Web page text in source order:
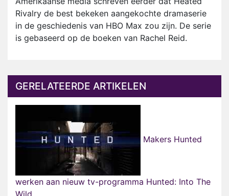
Rivalry de best bekeken aangekochte dramaserie
in de geschiedenis van HBO Max zou zijn. De serie
is gebaseerd op de boeken van Rachel Reid.
GERELATEERDE ARTIKELEN
Makers Hunted
werken aan nieuw tv-programma Hunted: Into The